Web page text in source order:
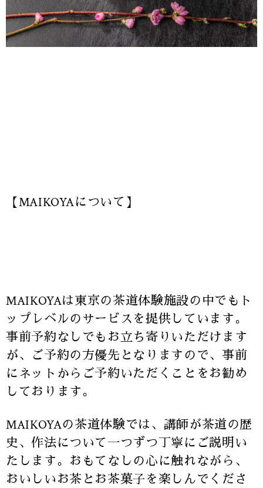
【MAIKOYAについて】
MAIKOYAは東京の茶道体験施設の中でもト
ップレベルのサービスを提供しています。
事前予約なしでもお立ち寄りいただけます
が、ご予約の方優先となりますので、事前
にネットからご予約いただくことをお勧め
しております。
MAIKOYAの茶道体験では、講師が茶道の歴
史、作法について一つずつ丁寧にご説明い
たします。おもてなしの心に触れながら、
おいしいお茶とお茶菓子を楽しんでくださ